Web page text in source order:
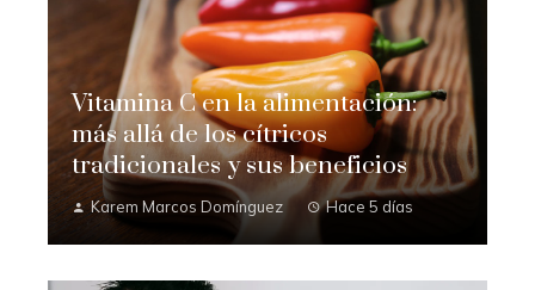
Vitamina C en la alimentación:
más allá de los cítricos
tradicionales y sus beneficios
Karem Marcos Domínguez Hace 5 días